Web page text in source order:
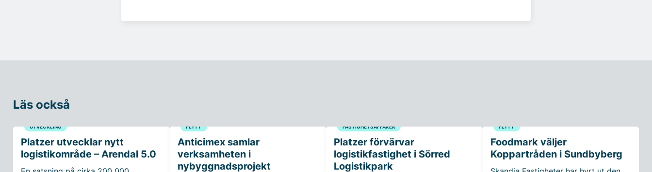
Läs också
UTVECKLING
Platzer utvecklar nytt
logistikområde – Arendal 5.0
FLYTT
Anticimex samlar
verksamheten i
nybyggnadsprojekt
FASTIGHETSAFFÄRER
Platzer förvärvar
logistikfastighet i Sörred
Logistikpark
FLYTT
Foodmark väljer
Koppartråden i Sundbyberg